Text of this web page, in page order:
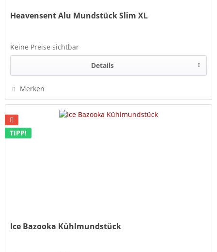
Heavensent Alu Mundstück Slim XL
Keine Preise sichtbar
Details
Merken
TIPP!
Ice Bazooka Kühlmundstück